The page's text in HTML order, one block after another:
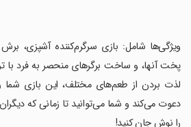
‏ویژگی‌ها شامل: بازی سرگرم‌کننده آشپزی،
پخت آنها، و ساخت برگرهای منحصر به فرد با
لذت بردن از طعم‌های مختلف، این بازی شما
دعوت می‌کند و شما می‌توانید تا زمانی که
را نوش جان کنید!